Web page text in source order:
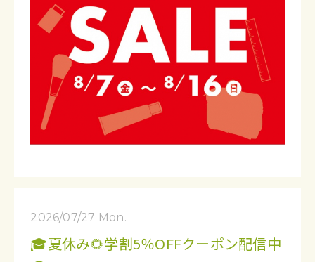
2026/07/27 Mon.
🎓夏休み🌻学割5％OFFクーポン配信中